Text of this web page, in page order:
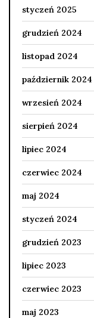
styczeń 2025
grudzień 2024
listopad 2024
październik 2024
wrzesień 2024
sierpień 2024
lipiec 2024
czerwiec 2024
maj 2024
styczeń 2024
grudzień 2023
lipiec 2023
czerwiec 2023
maj 2023